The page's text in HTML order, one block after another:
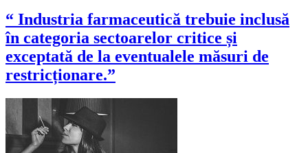
“ Industria farmaceutică trebuie inclusă
în categoria sectoarelor critice și
exceptată de la eventualele măsuri de
restricționare.”